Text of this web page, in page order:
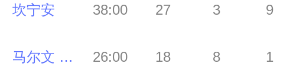
坎宁安
马尔文 巴格利
38:00
26:00
27
18
3
8
9
1